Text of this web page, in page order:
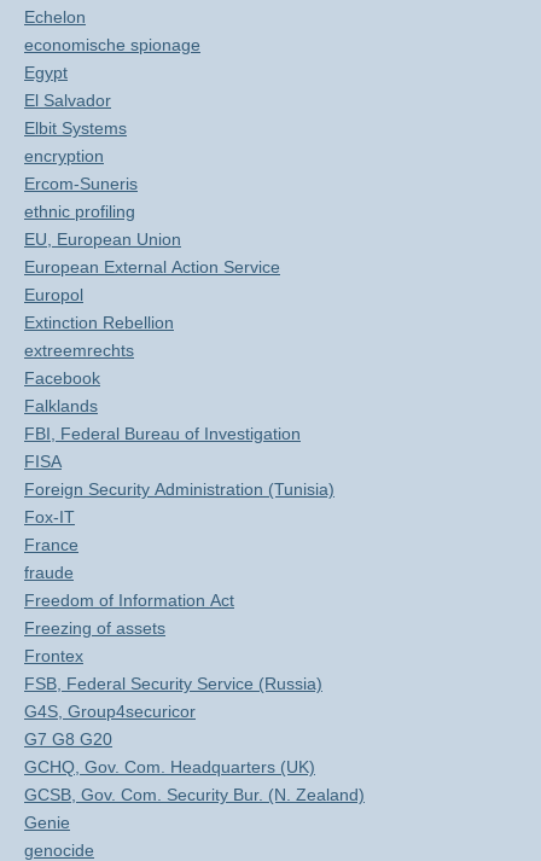
Echelon
economische spionage
Egypt
El Salvador
Elbit Systems
encryption
Ercom-Suneris
ethnic profiling
EU, European Union
European External Action Service
Europol
Extinction Rebellion
extreemrechts
Facebook
Falklands
FBI, Federal Bureau of Investigation
FISA
Foreign Security Administration (Tunisia)
Fox-IT
France
fraude
Freedom of Information Act
Freezing of assets
Frontex
FSB, Federal Security Service (Russia)
G4S, Group4securicor
G7 G8 G20
GCHQ, Gov. Com. Headquarters (UK)
GCSB, Gov. Com. Security Bur. (N. Zealand)
Genie
genocide